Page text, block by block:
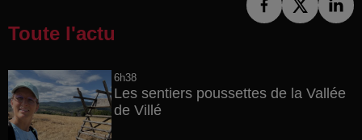
Toute l'actu
6h38
Les sentiers poussettes de la Vallée
de Villé